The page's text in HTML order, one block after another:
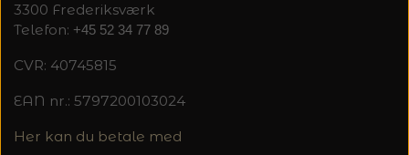
3300 Frederiksværk
Telefon: +45 52 34 77 89
CVR: 40745815
EAN nr.: 5797200103024
Her kan du betale med